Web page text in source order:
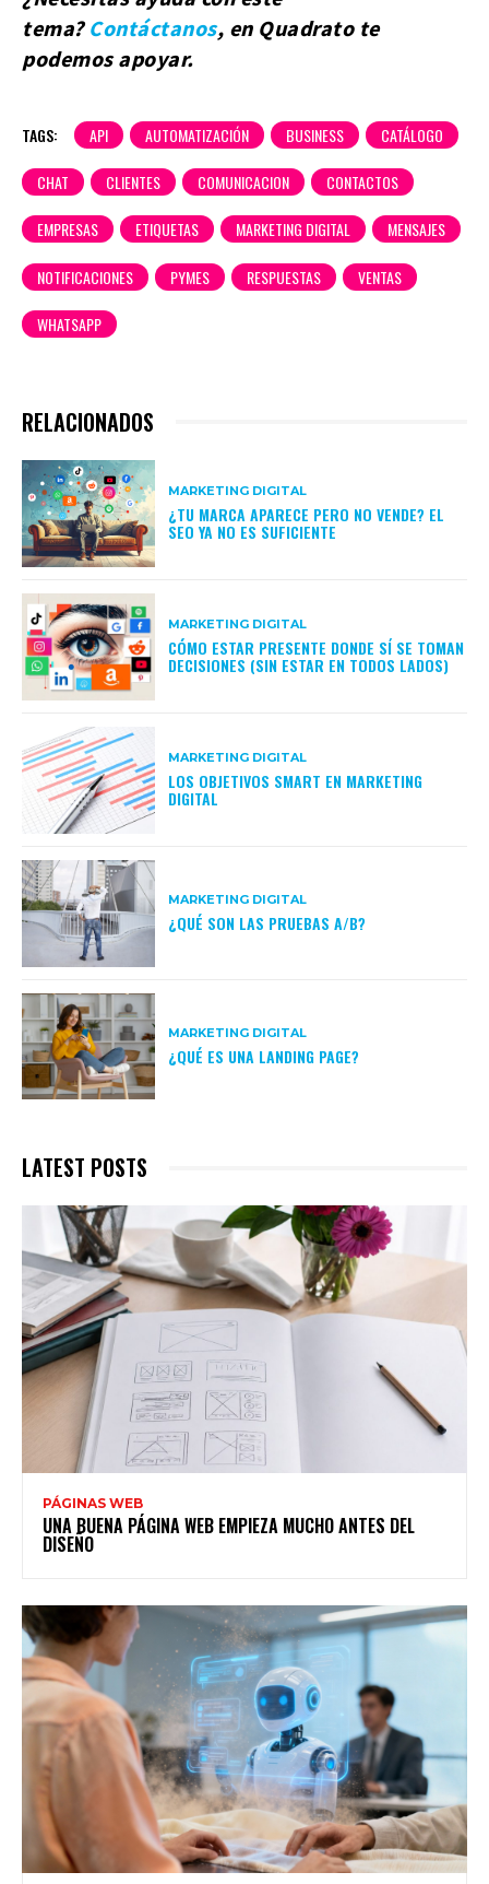
tema? Contáctanos, en Quadrato te
podemos apoyar.
TAGS: API AUTOMATIZACIÓN BUSINESS CATÁLOGO
CHAT CLIENTES COMUNICACION CONTACTOS
EMPRESAS ETIQUETAS MARKETING DIGITAL MENSAJES
NOTIFICACIONES PYMES RESPUESTAS VENTAS
WHATSAPP
RELACIONADOS
MARKETING DIGITAL
¿TU MARCA APARECE PERO NO VENDE? EL
SEO YA NO ES SUFICIENTE
MARKETING DIGITAL
CÓMO ESTAR PRESENTE DONDE SÍ SE TOMAN
DECISIONES (SIN ESTAR EN TODOS LADOS)
MARKETING DIGITAL
LOS OBJETIVOS SMART EN MARKETING
DIGITAL
MARKETING DIGITAL
¿QUÉ SON LAS PRUEBAS A/B?
MARKETING DIGITAL
¿QUÉ ES UNA LANDING PAGE?
LATEST POSTS
PÁGINAS WEB
UNA BUENA PÁGINA WEB EMPIEZA MUCHO ANTES DEL
DISEÑO